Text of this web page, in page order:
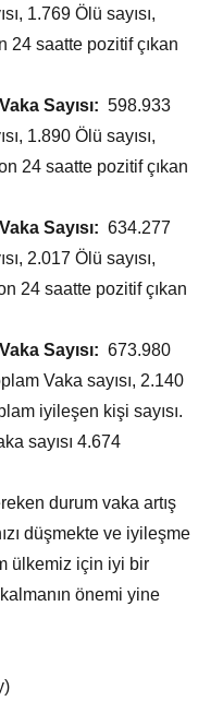
1.769 Ölü sayısı,
24 saatte pozitif çıkan
Sayısı: 598.933
1.890 Ölü sayısı,
24 saatte pozitif çıkan
Sayısı: 634.277
2.017 Ölü sayısı,
24 saatte pozitif çıkan
Sayısı: 673.980
Vaka sayısı, 2.140
iyileşen kişi sayısı.
sayısı 4.674
durum vaka artış
düşmekte ve iyileşme
ülkemiz için iyi bir
önemi yine